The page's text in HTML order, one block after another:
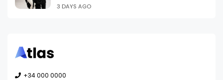
3 DAYS AGO
+34 000 0000